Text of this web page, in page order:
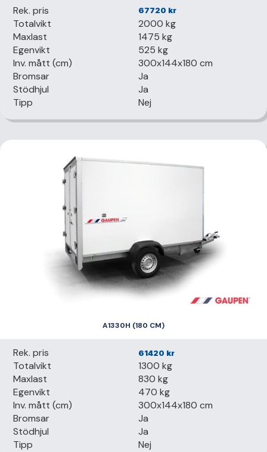
Rek. pris 67720 kr
Totalvikt
2000 kg
Maxlast
1475 kg
Egenvikt
525 kg
Inv. mått (cm)
300x144x180 cm
Bromsar
Ja
Stödhjul
Ja
Tipp
Nej
A1330H (180 CM)
Rek. pris 61420 kr
Totalvikt
1300 kg
Maxlast
830 kg
Egenvikt
470 kg
Inv. mått (cm)
300x144x180 cm
Bromsar
Ja
Stödhjul
Ja
Tipp
Nej